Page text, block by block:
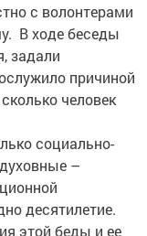
с волонтерами
В ходе беседы
задали
причиной
человек
социально-
–
десятилетие.
этой беды и ее